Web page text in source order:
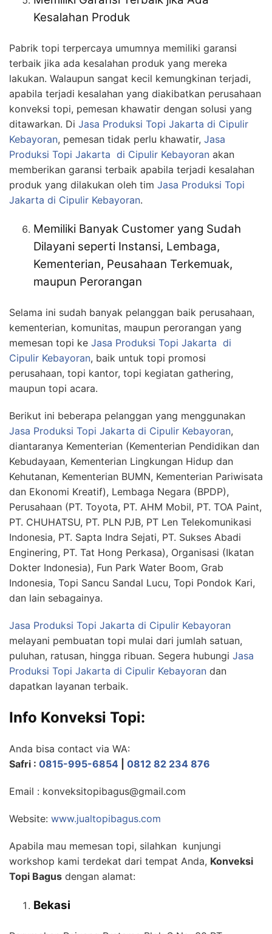
Kesalahan Produk
Pabrik topi terpercaya umumnya memiliki garansi
terbaik jika ada kesalahan produk yang mereka
lakukan. Walaupun sangat kecil kemungkinan terjadi,
apabila terjadi kesalahan yang diakibatkan perusahaan
konveksi topi, pemesan khawatir dengan solusi yang
ditawarkan. Di Jasa Produksi Topi Jakarta di Cipulir
Kebayoran, pemesan tidak perlu khawatir, Jasa
Produksi Topi Jakarta di Cipulir Kebayoran akan
memberikan garansi terbaik apabila terjadi kesalahan
produk yang dilakukan oleh tim Jasa Produksi Topi
Jakarta di Cipulir Kebayoran.
Memiliki Banyak Customer yang Sudah
Dilayani seperti Instansi, Lembaga,
Kementerian, Peusahaan Terkemuak,
maupun Perorangan
Selama ini sudah banyak pelanggan baik perusahaan,
kementerian, komunitas, maupun perorangan yang
memesan topi ke Jasa Produksi Topi Jakarta di
Cipulir Kebayoran, baik untuk topi promosi
perusahaan, topi kantor, topi kegiatan gathering,
maupun topi acara.
Berikut ini beberapa pelanggan yang menggunakan
Jasa Produksi Topi Jakarta di Cipulir Kebayoran,
diantaranya Kementerian (Kementerian Pendidikan dan
Kebudayaan, Kementerian Lingkungan Hidup dan
Kehutanan, Kementerian BUMN, Kementerian Pariwisata
dan Ekonomi Kreatif), Lembaga Negara (BPDP),
Perusahaan (PT. Toyota, PT. AHM Mobil, PT. TOA Paint,
PT. CHUHATSU, PT. PLN PJB, PT Len Telekomunikasi
Indonesia, PT. Sapta Indra Sejati, PT. Sukses Abadi
Enginering, PT. Tat Hong Perkasa), Organisasi (Ikatan
Dokter Indonesia), Fun Park Water Boom, Grab
Indonesia, Topi Sancu Sandal Lucu, Topi Pondok Kari,
dan lain sebagainya.
Jasa Produksi Topi Jakarta di Cipulir Kebayoran
melayani pembuatan topi mulai dari jumlah satuan,
puluhan, ratusan, hingga ribuan. Segera hubungi Jasa
Produksi Topi Jakarta di Cipulir Kebayoran dan
dapatkan layanan terbaik.
Info Konveksi Topi:
Anda bisa contact via WA:
Safri : 0815-995-6854 0812 82 234 876
Email : konveksitopibagus@gmail.com
Website: www.jualtopibagus.com
Apabila mau memesan topi, silahkan kunjungi
workshop kami terdekat dari tempat Anda, Konveksi
Topi Bagus dengan alamat:
Bekasi